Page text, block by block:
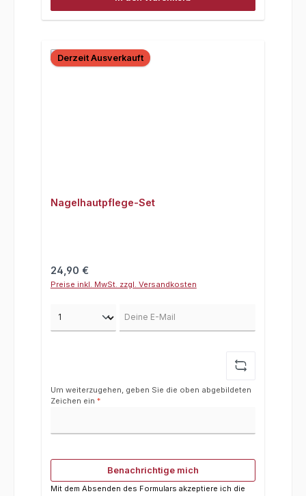
Derzeit Ausverkauft
Nagelhautpflege-Set
Regulärer Preis:
24,90 €
Preise inkl. MwSt. zzgl. Versandkosten
Um weiterzugehen, geben Sie die oben abgebildeten
Zeichen ein *
Benachrichtige mich
Mit dem Absenden des Formulars akzeptiere ich die